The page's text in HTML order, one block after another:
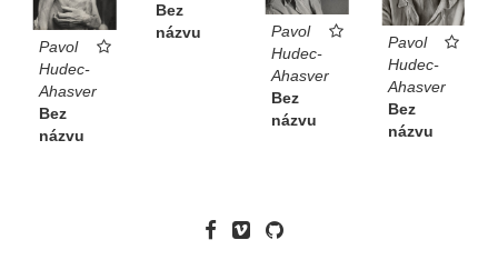
Bez
názvu
Pavol
Hudec-
Ahasver
Bez
názvu
Pavol
Hudec-
Ahasver
Bez
názvu
Pavol
Hudec-
Ahasver
Bez
názvu